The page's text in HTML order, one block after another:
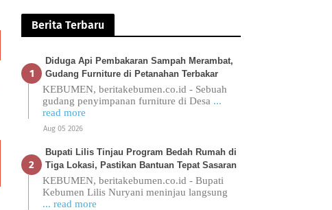
Berita Terbaru
Diduga Api Pembakaran Sampah Merambat,
Gudang Furniture di Petanahan Terbakar
KEBUMEN, beritakebumen.co.id - Sebuah
gudang penyimpanan furniture di Desa ...
read more
Aug 05 2026
Bupati Lilis Tinjau Program Bedah Rumah di
Tiga Lokasi, Pastikan Bantuan Tepat Sasaran
KEBUMEN, beritakebumen.co.id - Bupati
Kebumen Lilis Nuryani meninjau langsung
... read more